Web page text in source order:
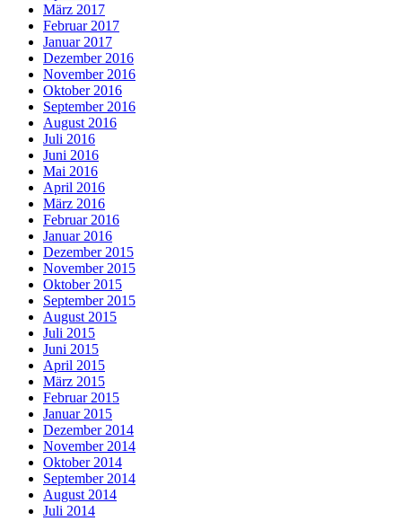
März 2017
Februar 2017
Januar 2017
Dezember 2016
November 2016
Oktober 2016
September 2016
August 2016
Juli 2016
Juni 2016
Mai 2016
April 2016
März 2016
Februar 2016
Januar 2016
Dezember 2015
November 2015
Oktober 2015
September 2015
August 2015
Juli 2015
Juni 2015
April 2015
März 2015
Februar 2015
Januar 2015
Dezember 2014
November 2014
Oktober 2014
September 2014
August 2014
Juli 2014